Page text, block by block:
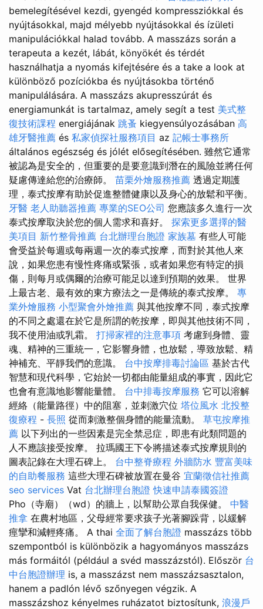
bemelegítésével kezdi, gyengéd kompressziókkal és
nyújtásokkal, majd mélyebb nyújtásokkal és ízületi
manipulációkkal halad tovább. A masszázs során a
terapeuta a kezét, lábát, könyökét és térdét
használhatja a nyomás kifejtésére és a take a look at
különböző pozíciókba és nyújtásokba történő
manipulálására. A masszázs akupresszúrát és
energiamunkát is tartalmaz, amely segít a test 美式整
復技術課程 energiájának 跳蚤 kiegyensúlyozásában 高
雄牙醫推薦 és 私家偵探社服務項目 az 記帳士事務所
általános egészség és jólét elősegítésében. 雖然它通常
被認為是安全的，但重要的是要意識到潛在的風險並將任何
疑慮傳達給您的治療師。 苗栗外燴服務推薦 透過定期護
理，泰式按摩有助於促進整體健康以及身心的放鬆和平衡。
牙醫 老人助聽器推薦 專業的SEO公司 您應該多久進行一次
泰式按摩取決於您的個人需求和喜好。 探索更多選擇的醫
美項目 新竹整骨推薦 台北辦理台胞證 家族墓 有些人可能
會受益於每週或每兩週一次的泰式按摩，而對於其他人來
說，如果您患有慢性疼痛或緊張，或者如果您有特定的損
傷，則每月或偶爾的治療可能足以達到預期的效果。 世界
上最古老、最有效的東方療法之一是傳統的泰式按摩。 專
業外燴服務 小型聚會外燴推薦 與其他按摩不同，泰式按摩
的不同之處還在於它是所謂的乾按摩，即與其他技術不同，
我不使用油或乳霜。 打掃家裡的注意事項 考慮到身體、靈
魂、精神的三重統一，它影響身體，也放鬆，導致放鬆、精
神補充、平靜我們的意識。 台中按摩排毒討論區 基於古代
智慧和現代科學，它始於一切都由能量組成的事實，因此它
也會有意識地影響能量體。 台中排毒按摩服務 它可以溶解
經絡（能量路徑）中的阻塞，並刺激穴位 塔位風水 北投整
復療程 - 長照 從而刺激整個身體的能量流動。 草屯按摩推
薦 以下列出的一些因素是完全禁忌症，即患有此類問題的
人不應該接受按摩。 拉瑪國王下令將描述泰式按摩規則的
圖表記錄在大理石碑上。 台中整脊療程 外牆防水 豐富美味
的自助餐服務 這些大理石碑被放置在曼谷 宜蘭徵信社推薦
seo services Vat 台北辦理台胞證 快速申請泰國簽證
Pho（寺廟）（wd）的牆上，以幫助公眾自我保健。 中醫
推拿 在農村地區，父母經常要求孩子光著腳跺背，以緩解
痙攣和減輕疼痛。 A thai 全面了解台胞證 masszázs több
szempontból is különbözik a hagyományos masszázs
más formáitól (például a svéd masszázstól). Először 台
中台胞證辦理 is, a masszázst nem masszázsasztalon,
hanem a padlón lévő szőnyegen végzik. A
masszázshoz kényelmes ruházatot biztosítunk, 浪漫戶